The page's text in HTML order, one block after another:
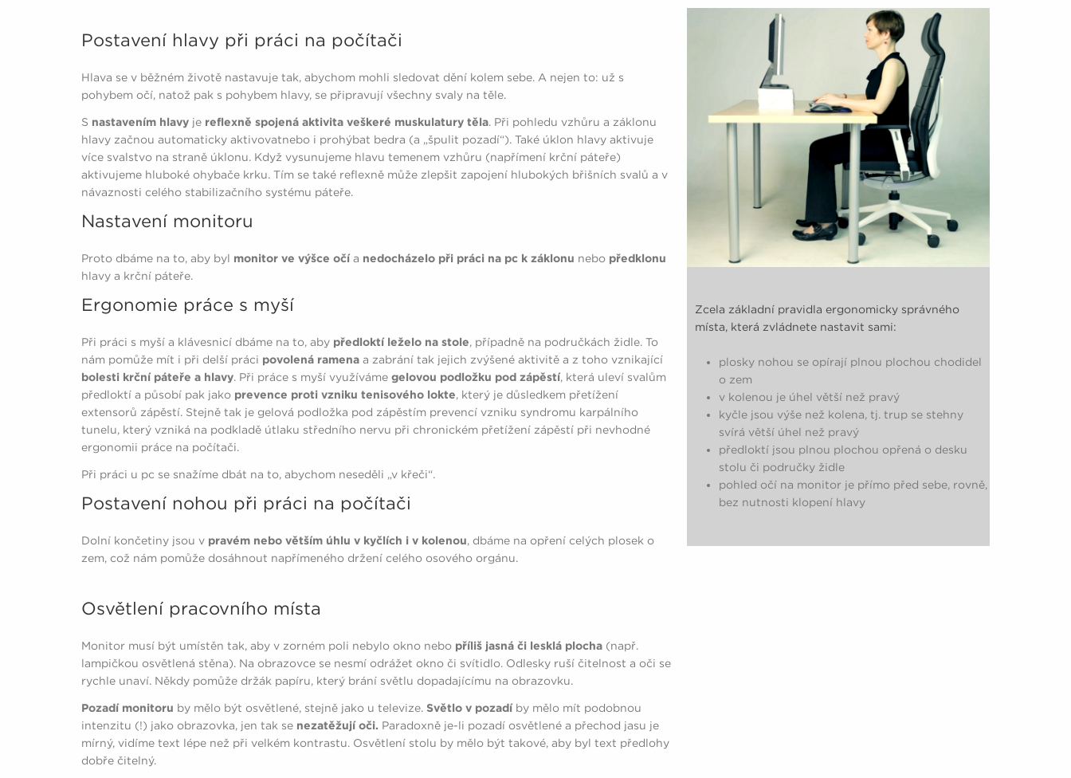
Postavení hlavy při práci na počítači
Hlava se v běžném životě nastavuje tak, abychom mohli sledovat dění kolem sebe. A nejen to: už s
pohybem očí, natož pak s pohybem hlavy, se připravují všechny svaly na těle.
S nastavením hlavy je reflexně spojená aktivita veškeré muskulatury těla. Při pohledu vzhůru a záklonu
hlavy začnou automaticky aktivovatnebo i prohýbat bedra (a „špulit pozadí“). Také úklon hlavy aktivuje
více svalstvo na straně úklonu. Když vysunujeme hlavu temenem vzhůru (napřímení krční páteře)
aktivujeme hluboké ohybače krku. Tím se také reflexně může zlepšit zapojení hlubokých břišních svalů a v
návaznosti celého stabilizačního systému páteře.
Nastavení monitoru
Proto dbáme na to, aby byl monitor ve výšce očía nedocházelo při práci na pc k záklonu nebo předklonu
hlavy a krční páteře.
Ergonomie práce s myší
Při práci s myší a klávesnicí dbáme na to, aby předloktí leželo na stole, případně na područkách židle. To
nám pomůže mít i při delší práci povolená ramena a zabrání tak jejich zvýšené aktivitě a z toho vznikající
bolesti krční páteře a hlavy. Při práce s myší využíváme gelovou podložku pod zápěstí, která uleví svalům
předloktí a působí pak jako prevence proti vzniku tenisového lokte, který je důsledkem přetížení
extensorů zápěstí. Stejně tak je gelová podložka pod zápěstím prevencí vzniku syndromu karpálního
tunelu, který vzniká na podkladě útlaku středního nervu při chronickém přetížení zápěstí při nevhodné
ergonomii práce na počítači.
Při práci u pc se snažíme dbát na to, abychom neseděli „v křeči“.
Postavení nohou při práci na počítači
Dolní končetiny jsou v pravém nebo větším úhlu v kyčlích i v kolenou, dbáme na opření celých plosek o
zem, což nám pomůže dosáhnout napřímeného držení celého osového orgánu.
Osvětlení pracovního místa
Monitor musí být umístěn tak, aby v zorném poli nebylo okno nebo příliš jasná či lesklá plocha (např.
lampičkou osvětlená stěna). Na obrazovce se nesmí odrážet okno či svítidlo. Odlesky ruší čitelnost a oči se
rychle unaví. Někdy pomůže držák papíru, který brání světlu dopadajícímu na obrazovku.
Pozadí monitoru by mělo být osvětlené, stejně jako u televize. Světlo v pozadíby mělo mít podobnou
intenzitu (!) jako obrazovka, jen tak se nezatěžují oči. Paradoxně je-li pozadí osvětlené a přechod jasu je
mírný, vidíme text lépe než při velkém kontrastu. Osvětlení stolu by mělo být takové, aby byl text předlohy
dobře čitelný.
Zcela základní pravidla ergonomicky správného
místa, která zvládnete nastavit sami:
plosky nohou se opírají plnou plochou chodidel
o zem
v kolenou je úhel větší než pravý
kyčle jsou výše než kolena, tj. trup se stehny
svírá větší úhel než pravý
předloktí jsou plnou plochou opřená o desku
stolu či područky židle
pohled očí na monitor je přímo před sebe, rovně,
bez nutnosti klopení hlavy